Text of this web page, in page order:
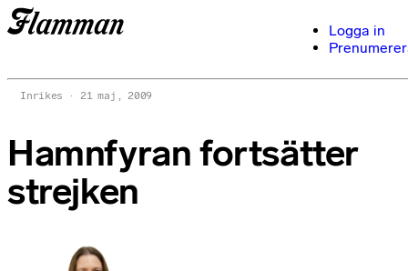
Logga in
Inrikes 21 maj, 2009
Hamnfyran fortsätter
strejken